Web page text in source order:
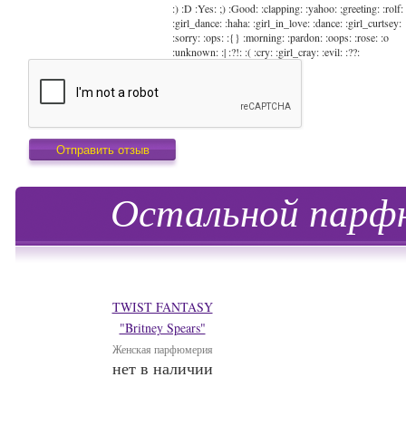
:) :D :Yes: ;) :Good: :clapping: :yahoo: ;greeting: :rolf:
:girl_dance: :haha: :girl_in_love: :dance: :girl_curtsey:
:sorry: :ops: :{} :morning: :pardon: :oops: :rose: :o
:unknown: :| :?!: :( :cry: :girl_cray: :evil: :??:
Остальной
TWIST FANTASY
"Britney Spears"
Женская парфюмерия
нет в наличии